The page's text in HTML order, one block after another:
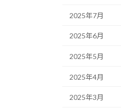
2025年7月
2025年6月
2025年5月
2025年4月
2025年3月